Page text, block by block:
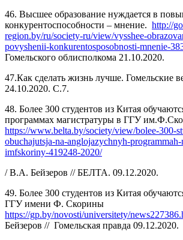
46. Высшее образование нуждается в
конкурентоспособности – мнение. http://
region.by/ru/society-ru/view/vysshee-
povyshenii-konkurentosposobnosti-mnenie-
Гомельского облисполкома 21.10.2020.
47.Как сделать жизнь лучше. Гомельские
24.10.2020. С.7.
48. Более 300 студентов из Китая
программах магистратуры в ГГУ
https://www.belta.by/society/view/bolee-300-
obuchajutsja-na-anglojazychnyh-
imfskoriny-419248-2020/
/ В.А. Бейзеров // БЕЛТА. 09.12.2020.
49. Более 300 студентов из Китая
ГГУ имени Ф. Скорины
https://gp.by/novosti/universitety/
Бейзеров // Гомельская правда 09.12.2020.